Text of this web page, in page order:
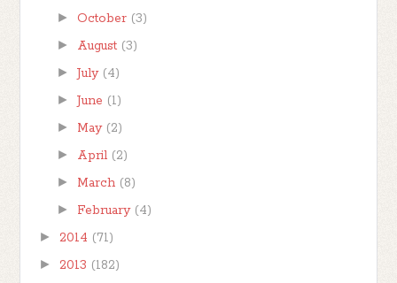
► October (3)
► August (3)
► July (4)
► June (1)
► May (2)
► April (2)
► March (8)
► February (4)
► 2014 (71)
► 2013 (182)